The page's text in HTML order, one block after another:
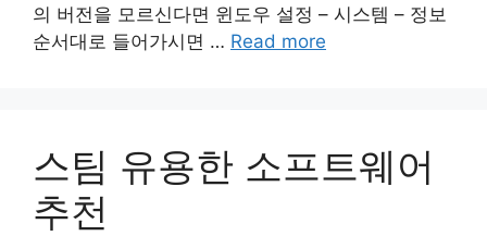
의 버전을 모르신다면 윈도우 설정 – 시스템 – 정보
순서대로 들어가시면 … Read more
스팀 유용한 소프트웨어
추천